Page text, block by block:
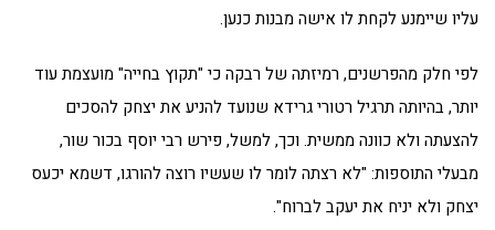
עליו שיימנע לקחת לו אישה מבנות כנען.
לפי חלק מהפרשנים, רמיזתה של רבקה כי "תקוץ בחייה" מועצמת עוד
יותר, בהיותה תרגיל רטורי גרידא שנועד להניע את יצחק להסכים
להצעתה ולא כוונה ממשית. וכך, למשל, פירש רבי יוסף בכור שור,
מבעלי התוספות: "לא רצתה לומר לו שעשיו רוצה להורגו, דשמא יכעס
יצחק ולא יניח את יעקב לברוח".